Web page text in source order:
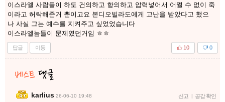
이스라엘 사람들이 하도 건의하고 항의하고 압력넣어서 어쩔 수 없이 죽
이라고 허락해준거 뿐이고요 본디오빌라도에게 고난을 받았다고 했으
나 사실 그는 예수를 지켜주고 싶었었습니다
이스라엘놈들이 문제였던거임 ㅎㅎ
답글 이동 0
10
karlius 26-06-10 19:48 신고 | 공감 확인